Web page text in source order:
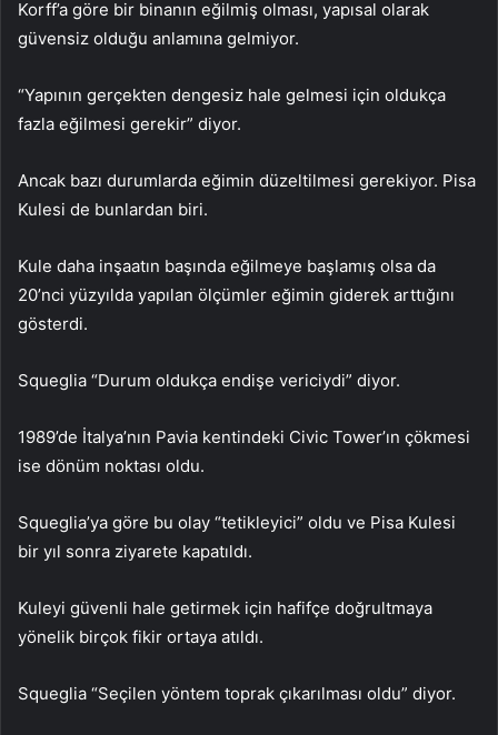
Korff’a göre bir binanın eğilmiş olması, yapısal olarak
güvensiz olduğu anlamına gelmiyor.
“Yapının gerçekten dengesiz hale gelmesi için oldukça
fazla eğilmesi gerekir” diyor.
Ancak bazı durumlarda eğimin düzeltilmesi gerekiyor. Pisa
Kulesi de bunlardan biri.
Kule daha inşaatın başında eğilmeye başlamış olsa da
20’nci yüzyılda yapılan ölçümler eğimin giderek arttığını
gösterdi.
Squeglia “Durum oldukça endişe vericiydi” diyor.
1989’de İtalya’nın Pavia kentindeki Civic Tower’ın çökmesi
ise dönüm noktası oldu.
Squeglia’ya göre bu olay “tetikleyici” oldu ve Pisa Kulesi
bir yıl sonra ziyarete kapatıldı.
Kuleyi güvenli hale getirmek için hafifçe doğrultmaya
yönelik birçok fikir ortaya atıldı.
Squeglia “Seçilen yöntem toprak çıkarılması oldu” diyor.